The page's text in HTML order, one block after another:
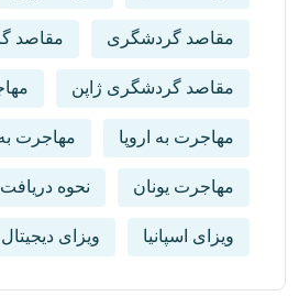
مقاصد گردشگری مقاصد
مقاصد گردشگری ژاپن
مهاجرت به اروپا مهاجرت به
مهاجرت یونان نحوه دریافت
ویزای اسپانیا ویزای دیجیتال